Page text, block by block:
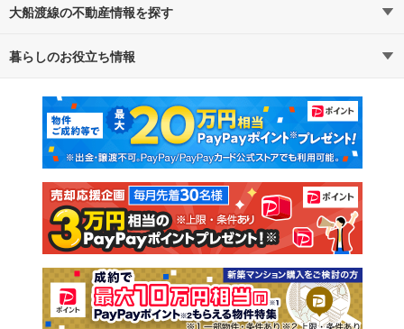
路線・駅から探す
通勤・通学時間から探す
大船渡線の不動産情報を探す
不動産・住宅
新築マンション 中古マンション
新築一戸建て 中古一戸建て
注文住宅 土地
売却査定
暮らしのお役立ち情報
マンションカタログ 教えて！住まいの先生